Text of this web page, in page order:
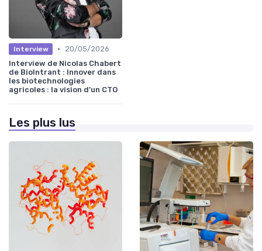
Interview •
20/05/2026
Interview de Nicolas Chabert
de BioIntrant : Innover dans
les biotechnologies
agricoles : la vision d’un CTO
Les plus lus